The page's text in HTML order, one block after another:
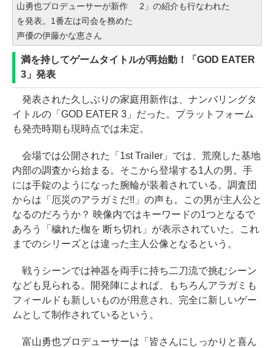
山勇也プロデューサーが新作
を発表。1番左は司会を務めた
声優の伊藤かな恵さん
2」の紹介も行なわれた
満を持してゲームタイトルが再始動！「GOD EATER
3」発表
発表された久しぶりの家庭用新作は、ナンバリングタ
イトルの「GOD EATER 3」だった。プラットフォーム
も発売時期も現時点では未定。
会場では公開された「1st Trailer」では、荒廃した基地
内部の調査から始まる。そこから登場する1人の男。手
には手錠のようになった腕輪が装着されている。調査団
からは「厄災のアラガミだ!!」の声も。この男が主人公と
なるのだろうか？ 映像内ではキーワードの1つとなるで
あろう「穢れた枷を 断ち切れ」が表示されていた。これ
までのシリーズとは違った主人公像となるという。
戦うシーンでは神器を両手に持ち二刀流で挑むシーン
なども見られる。開発陣によれば、もちろんアラガミも
フィールドも新しいものが用意され、完全に新しいゲー
ムとして制作されているという。
富山勇也プロデューサーは「皆さんにしっかりと喜ん